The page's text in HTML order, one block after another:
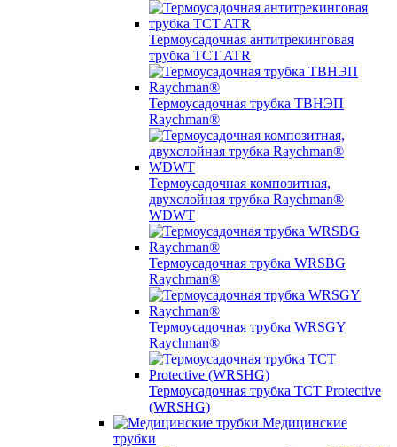
Термоусадочная антитрекинговая
трубка TCT ATR
Термоусадочная трубка ТВНЭП
Raychman®
Термоусадочная композитная,
двухслойная трубка Raychman®
WDWT
Термоусадочная трубка WRSBG
Raychman®
Термоусадочная трубка WRSGY
Raychman®
Термоусадочная трубка TCT Protective
(WRSHG)
Медицинские
трубки